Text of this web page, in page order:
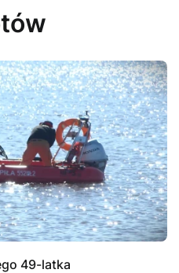
49-latka